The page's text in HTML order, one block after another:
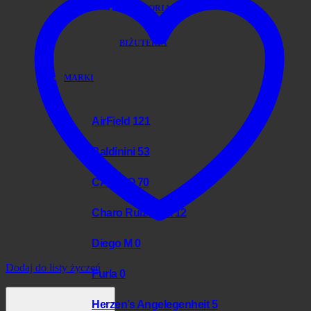
AKCESORIA
BIŻUTERIA
MARKI
AirField 121
Baldinini53
CAMBIO70
Charo Ruiz Ibiza12
Diego M0
Furla0
Herzen’s Angelegenheit5
Dodaj do listy życzeń